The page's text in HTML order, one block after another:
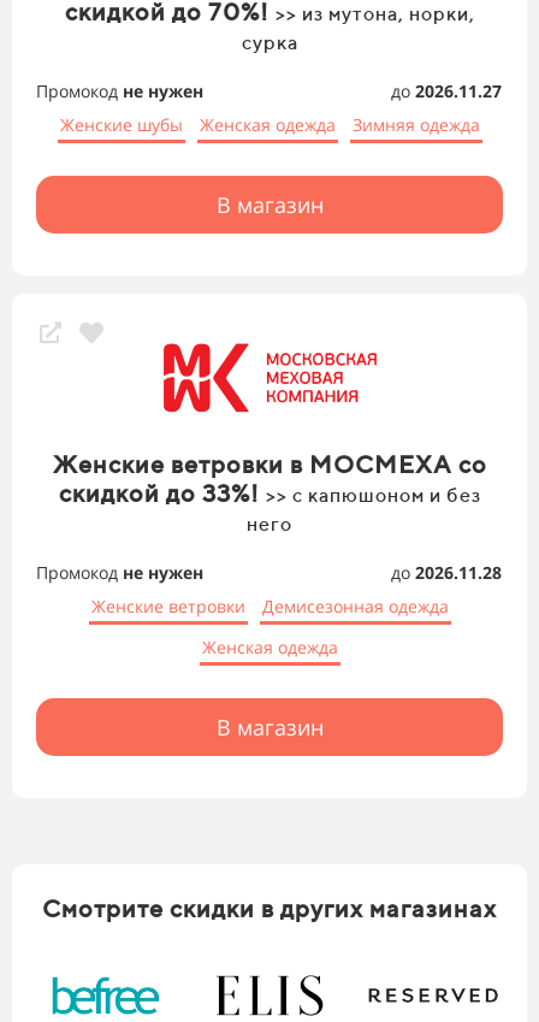
скидкой до 70%! >> из мутона, норки,
сурка
Промокод не нужен до 2026.11.27
Женские шубы
Женская одежда Зимняя одежда
В магазин
Женские ветровки в МОСМЕХА со
скидкой до 33%! >> с капюшоном и без
него
Промокод не нужен до 2026.11.28
Женские ветровки
Демисезонная одежда
Женская одежда
В магазин
Смотрите скидки в других магазинах